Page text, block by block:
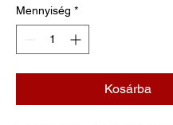
Mennyiség *
Kosárba